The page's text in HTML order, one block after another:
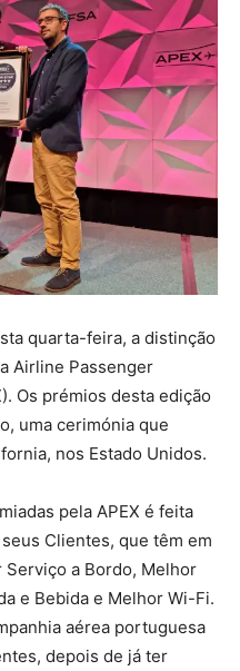
quarta-feira, a distinção
Airline Passenger
Os prémios desta edição
uma cerimónia que
nos Estado Unidos.
pela APEX é feita
Clientes, que têm em
a Bordo, Melhor
e Bebida e Melhor Wi-Fi.
aérea portuguesa
depois de já ter